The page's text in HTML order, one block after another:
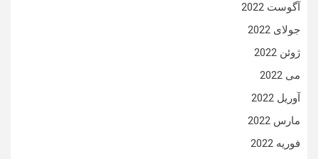
آگوست 2022
جولای 2022
ژوئن 2022
می 2022
آوریل 2022
مارس 2022
فوریه 2022